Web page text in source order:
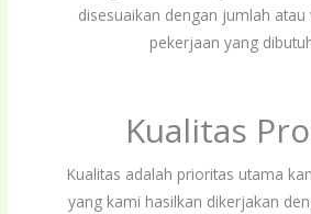
disesuaikan dengan jumlah
pekerjaan yang
Kualitas
Kualitas adalah prioritas utama
yang kami hasilkan dikerjakan